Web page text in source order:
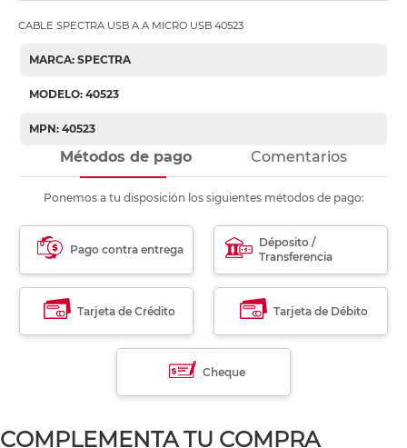
CABLE SPECTRA USB A A MICRO USB 40523
MARCA: SPECTRA
MODELO: 40523
MPN: 40523
Métodos de pago Comentarios
Ponemos a tu disposición los siguientes métodos de pago:
Pago contra entrega
Déposito /
Transferencia
Tarjeta de Crédito Tarjeta de Débito
Cheque
COMPLEMENTA TU COMPRA